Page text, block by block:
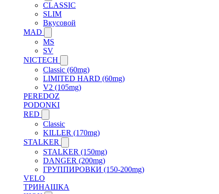
CLASSIC
SLIM
Вкусовой
MAD
MS
SV
NICTECH
Classic (60mg)
LIMITED HARD (60mg)
V2 (105mg)
PEREDOZ
PODONKI
RED
Classic
KILLER (170mg)
STALKER
STALKER (150mg)
DANGER (200mg)
ГРУППИРОВКИ (150-200mg)
VELO
ТРИНАШКА